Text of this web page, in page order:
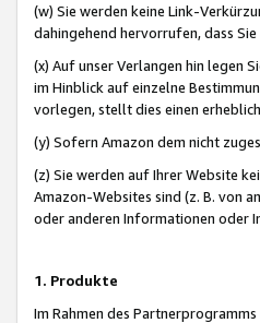
(w) Sie werden keine Link-
dahingehend hervorrufen, dass
(x) Auf unser Verlangen hin legen
im Hinblick auf einzelne
vorlegen, stellt dies einen
(y) Sofern Amazon dem nicht
(z) Sie werden auf Ihrer Website
Amazon-Websites sind (z. B. von
oder anderen Informationen oder
1. Produkte
Im Rahmen des